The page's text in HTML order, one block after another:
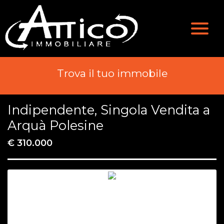
Valutazione
Immobili
Contatti
Trova il tuo immobile
Indipendente, Singola Vendita a
Arquà Polesine
€ 310.000